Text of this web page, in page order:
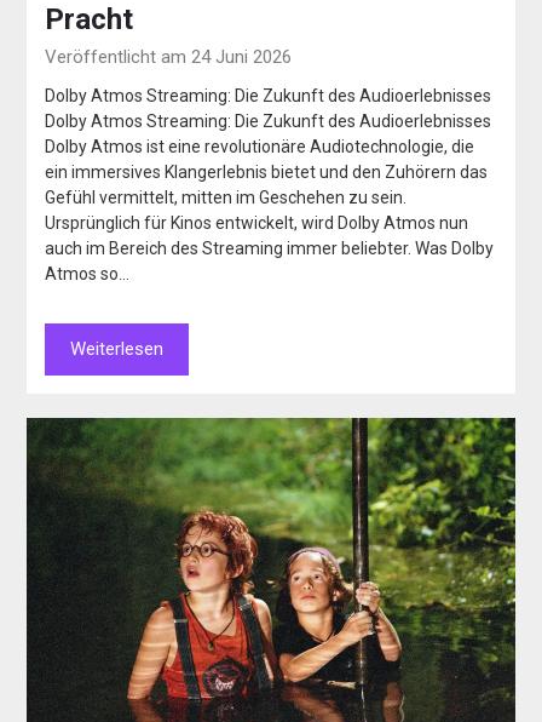
Pracht
Veröffentlicht am 24 Juni 2026
Dolby Atmos Streaming: Die Zukunft des Audioerlebnisses
Dolby Atmos Streaming: Die Zukunft des Audioerlebnisses
Dolby Atmos ist eine revolutionäre Audiotechnologie, die
ein immersives Klangerlebnis bietet und den Zuhörern das
Gefühl vermittelt, mitten im Geschehen zu sein.
Ursprünglich für Kinos entwickelt, wird Dolby Atmos nun
auch im Bereich des Streaming immer beliebter. Was Dolby
Atmos so…
Weiterlesen